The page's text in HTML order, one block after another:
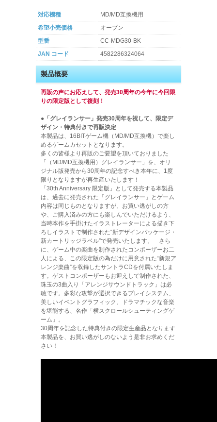
対応機種
MD/MD互換機用
希望小売価格
オープン
型番
CC-MDG30-BK
JAN コード
4582286324064
製品概要
再販の声にお応えして、発売30周年の今年に今回限
りの限定版として復刻！
●「グレイランサー」発売30周年を祝して、限定デ
ザイン・特典付きで再販決定
本製品は、16BITゲーム機（MD/MD互換機）で楽し
めるゲームカセットとなります。
多くの皆様より再販のご要望を頂いておりました
「（MD/MD互換機用）グレイランサー」を、オリ
ジナル版発売から30周年の記念すべき本年に、1度
限りとなりますが再生産いたします！
「30th Anniversary 限定版」として発売する本製品
は、過去に発売された「グレイランサー」とゲーム
内容は同じものとなりますが、お買い逃がしの方
や、ご購入済みの方にも楽しんでいただけるよう、
当時本作を手掛けたイラストレーターによる描き下
ろしイラストで制作された“新デザインパッケージ・
新カートリッジラベル”で発売いたします。 さら
に、ゲーム中の楽曲を制作されたコンポーザーお二
人による、この限定版の為だけに用意された“新規ア
レンジ楽曲”を収録したサントラCDを付属いたしま
す。ゲストコンポーザーもお迎えして制作された、
珠玉の3曲入り「アレンジサウンドトラック」は必
聴です。多彩な攻撃が選択できるプレイシステム、
美しいイベントグラフィック、ドラマチックな音楽
を堪能する、名作「横スクロールシューティングゲ
ーム」。
30周年を記念した特典付きの限定生産品となります
本製品を、お買い逃がしのないよう是非お求めくだ
さい！